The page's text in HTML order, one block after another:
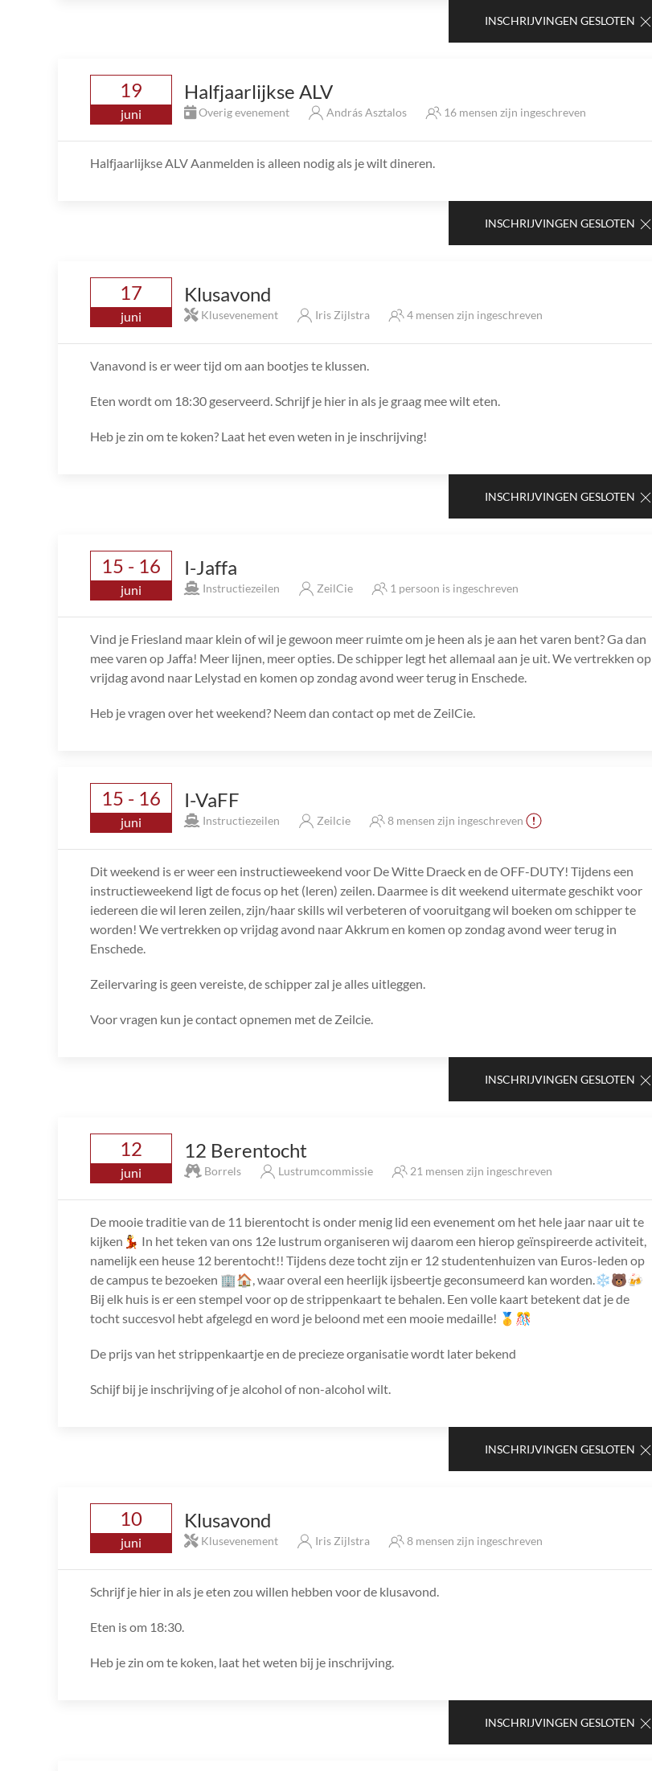
INSCHRIJVINGEN GESLOTEN
19
juni
Halfjaarlijkse ALV
Overig evenement András Asztalos 16 mensen zijn ingeschreven
Halfjaarlijkse ALV Aanmelden is alleen nodig als je wilt dineren.
INSCHRIJVINGEN GESLOTEN
17
juni
Klusavond
Klusevenement Iris Zijlstra 4 mensen zijn ingeschreven
Vanavond is er weer tijd om aan bootjes te klussen.
Eten wordt om 18:30 geserveerd. Schrijf je hier in als je graag mee wilt eten.
Heb je zin om te koken? Laat het even weten in je inschrijving!
INSCHRIJVINGEN GESLOTEN
15 - 16
juni
I-Jaffa
Instructiezeilen ZeilCie 1 persoon is ingeschreven
Vind je Friesland maar klein of wil je gewoon meer ruimte om je heen als je aan het varen bent? Ga dan
mee varen op Jaffa! Meer lijnen, meer opties. De schipper legt het allemaal aan je uit. We vertrekken op
vrijdag avond naar Lelystad en komen op zondag avond weer terug in Enschede.
Heb je vragen over het weekend? Neem dan contact op met de ZeilCie.
15 - 16
juni
I-VaFF
Instructiezeilen Zeilcie 8 mensen zijn ingeschreven
Dit weekend is er weer een instructieweekend voor De Witte Draeck en de OFF-DUTY! Tijdens een
instructieweekend ligt de focus op het (leren) zeilen. Daarmee is dit weekend uitermate geschikt voor
iedereen die wil leren zeilen, zijn/haar skills wil verbeteren of vooruitgang wil boeken om schipper te
worden! We vertrekken op vrijdag avond naar Akkrum en komen op zondag avond weer terug in
Enschede.
Zeilervaring is geen vereiste, de schipper zal je alles uitleggen.
Voor vragen kun je contact opnemen met de Zeilcie.
INSCHRIJVINGEN GESLOTEN
12
juni
12 Berentocht
Borrels Lustrumcommissie 21 mensen zijn ingeschreven
De mooie traditie van de 11 bierentocht is onder menig lid een evenement om het hele jaar naar uit te
kijken💃 In het teken van ons 12e lustrum organiseren wij daarom een hierop geïnspireerde activiteit,
namelijk een heuse 12 berentocht!! Tijdens deze tocht zijn er 12 studentenhuizen van Euros-leden op
de campus te bezoeken 🏢🏠, waar overal een heerlijk ijsbeertje geconsumeerd kan worden.❄🐻🍻
Bij elk huis is er een stempel voor op de strippenkaart te behalen. Een volle kaart betekent dat je de
tocht succesvol hebt afgelegd en word je beloond met een mooie medaille! 🥇🎊
De prijs van het strippenkaartje en de precieze organisatie wordt later bekend
Schijf bij je inschrijving of je alcohol of non-alcohol wilt.
INSCHRIJVINGEN GESLOTEN
10
juni
Klusavond
Klusevenement Iris Zijlstra 8 mensen zijn ingeschreven
Schrijf je hier in als je eten zou willen hebben voor de klusavond.
Eten is om 18:30.
Heb je zin om te koken, laat het weten bij je inschrijving.
INSCHRIJVINGEN GESLOTEN